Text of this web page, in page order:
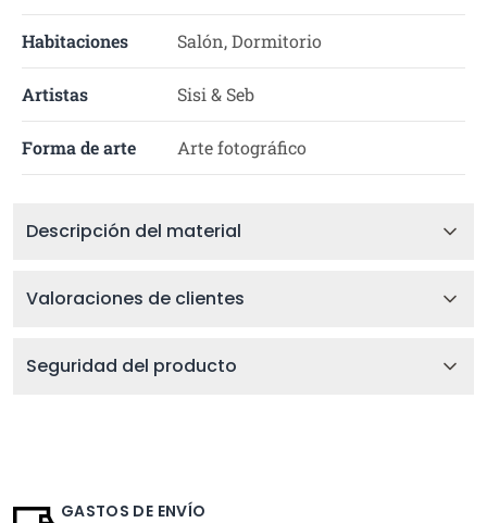
Habitaciones Salón, Dormitorio
Artistas Sisi & Seb
Forma de arte Arte fotográfico
Descripción del material
Valoraciones de clientes
Seguridad del producto
GASTOS DE ENVÍO